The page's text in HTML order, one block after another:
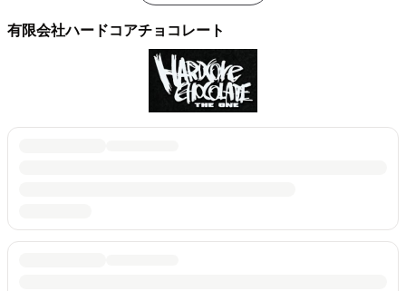
有限会社ハードコアチョコレート